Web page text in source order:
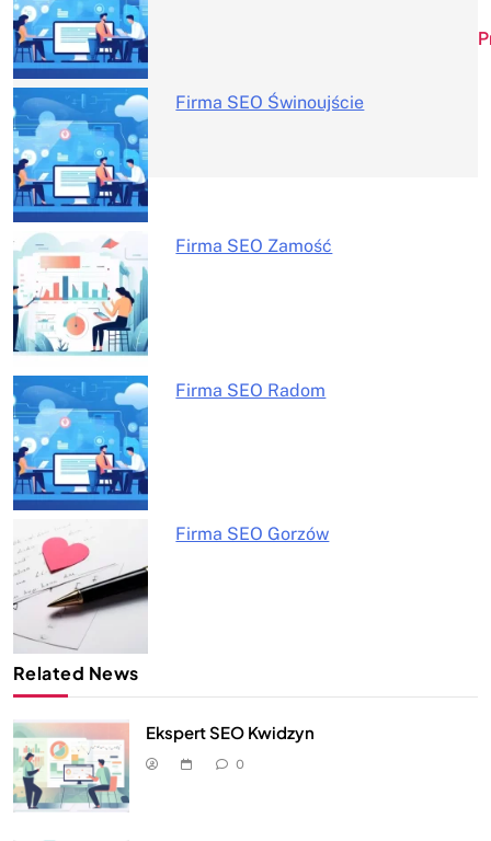
Firma SEO Świnoujście
Firma SEO Zamość
Firma SEO Radom
Firma SEO Gorzów
Nawigacja
wpisu
Related News
Ekspert SEO Kwidzyn
0